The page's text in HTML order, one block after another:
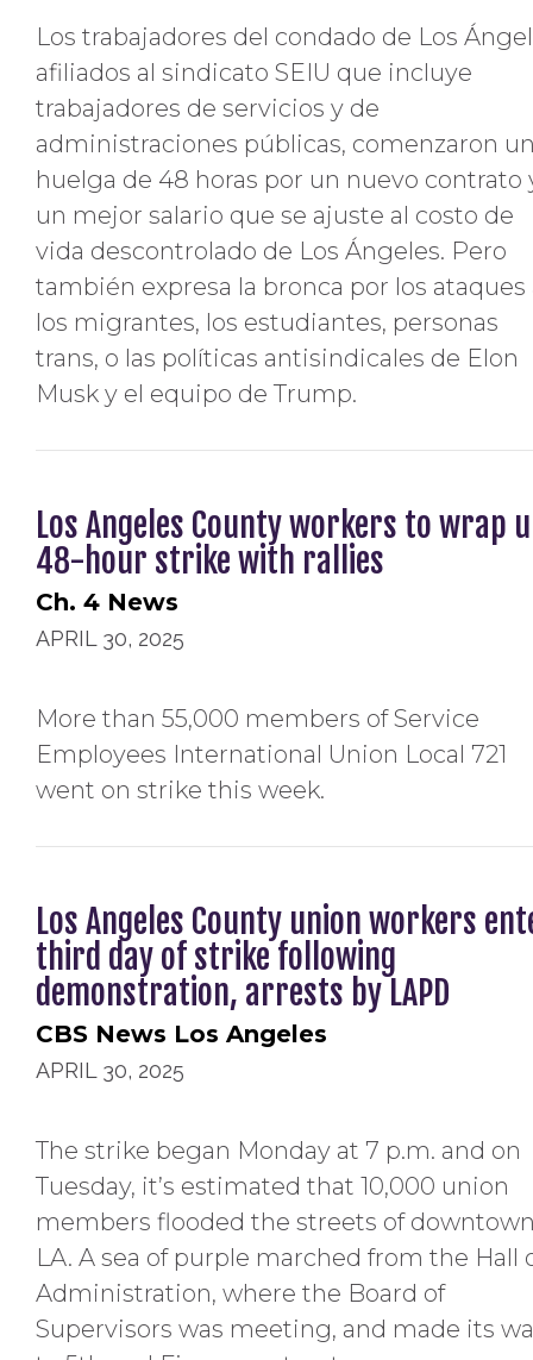
Los trabajadores del condado de Los
afiliados al sindicato SEIU que incluye
trabajadores de servicios y de
administraciones públicas, comenzaron
huelga de 48 horas por un nuevo contrato
un mejor salario que se ajuste al costo de
vida descontrolado de Los Ángeles. Pero
también expresa la bronca por los ataques
los migrantes, los estudiantes, personas
trans, o las políticas antisindicales de Elon
Musk y el equipo de Trump.
Los Angeles County workers to wrap
48-hour strike with rallies
Ch. 4 News
APRIL 30, 2025
More than 55,000 members of Service
Employees International Union Local 721
went on strike this week.
Los Angeles County union workers
third day of strike following
demonstration, arrests by LAPD
CBS News Los Angeles
APRIL 30, 2025
The strike began Monday at 7 p.m. and on
Tuesday, it’s estimated that 10,000 union
members flooded the streets of
LA. A sea of purple marched from the Hall
Administration, where the Board of
Supervisors was meeting, and made its